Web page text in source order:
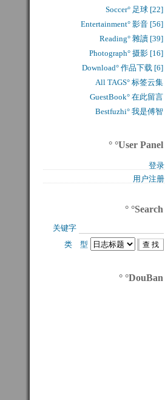
Soccer° 足球 [22]
Entertainment° 影音 [56]
Reading° 雜讀 [39]
Photograph° 摄影 [16]
Download° 作品下载 [6]
All TAGS° 标签云集
GuestBook° 在此留言
Bestfuzhi° 我是傅智
° °User Panel
登录
用户注册
° °Search
关键字
类 型
° °DouBan